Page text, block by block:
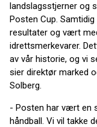
landslagsstjerner og
Posten Cup.
resultater og vært
idrettsmerkevarer.
av vår historie, og vi
sier direktør marked
Solberg.
- Posten har vært en
håndball. Vi vil takke